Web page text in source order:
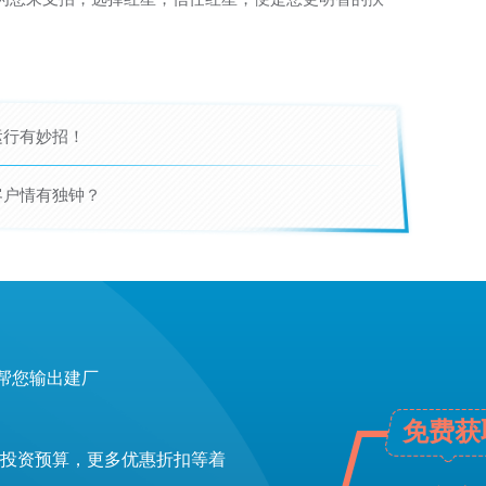
有妙招！
情有独钟？
您输出建厂
资预算，更多优惠折扣等着
免费获